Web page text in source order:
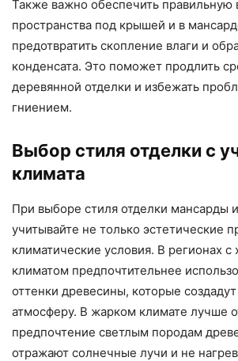
Также важно обеспечить правильную
пространства под крышей и в
предотвратить скопление влаги и
конденсата. Это поможет продлить
деревянной отделки и избежать
гниением.
Выбор стиля отделки с
климата
При выборе стиля отделки мансарды
учитывайте не только эстетические
климатические условия. В регионах
климатом предпочтительнее
оттенки древесины, которые
атмосферу. В жарком климате лучше
предпочтение светлым породам
отражают солнечные лучи и не